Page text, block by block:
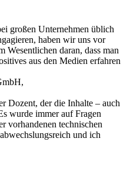
großen Unternehmen üblich
haben wir uns vor
Wesentlichen daran, dass man
aus den Medien erfahren
Dozent, der die Inhalte – auch
wurde immer auf Fragen
vorhandenen technischen
und ich